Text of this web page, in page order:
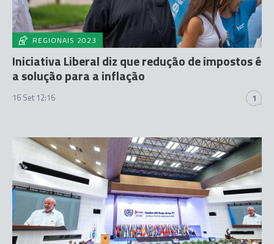
REGIONAIS 2023
Iniciativa Liberal diz que redução de impostos é
a solução para a inflação
16 Set 12:16 1